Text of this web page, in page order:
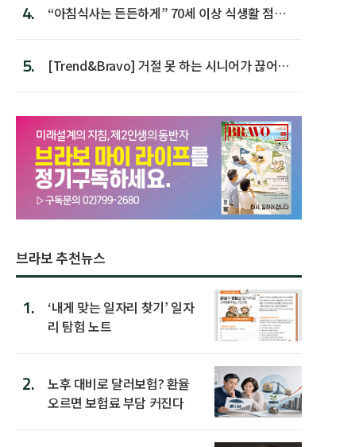
4.
“아침식사는 든든하게” 70세 이상 식생활 점수
5.
[Trend&Bravo] 거절 못 하는 시니어가 끊어야
브라보 추천뉴스
1.
‘내게 맞는 일자리 찾기’ 일자
리 탐험 노트
2.
노후 대비로 달러보험? 환율
오르면 보험료 부담 커진다